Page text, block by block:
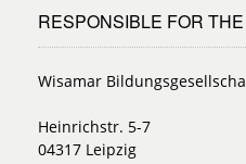
RESPONSIBLE FOR
Wisamar
Heinrichstr. 5-7
04317 Leipzig